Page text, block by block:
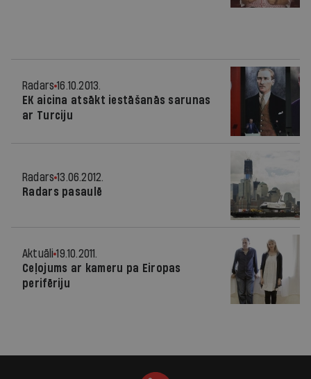
Radars 16.10.2013.
EK aicina atsākt iestāšanās sarunas
ar Turciju
Radars 13.06.2012.
Radars pasaulē
Aktuāli 19.10.2011.
Ceļojums ar kameru pa Eiropas
perifēriju